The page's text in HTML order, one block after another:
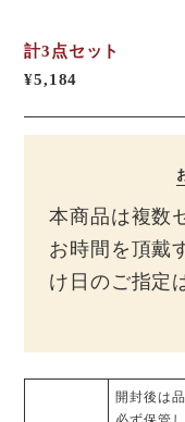
計3点セット
¥5,184
本商品は複数
お時間を頂戴
け日のご指定
開封後は